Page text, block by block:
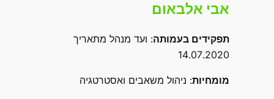
אבי אלבאום
תפקידים בעמותה: ועד מנהל מתאריך
14.07.2020
מומחיות: ניהול משאבים ואסטרטגיה